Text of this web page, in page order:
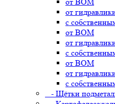
от
с
от ВОМ
от
с
от ВОМ
от
с
- Щётки